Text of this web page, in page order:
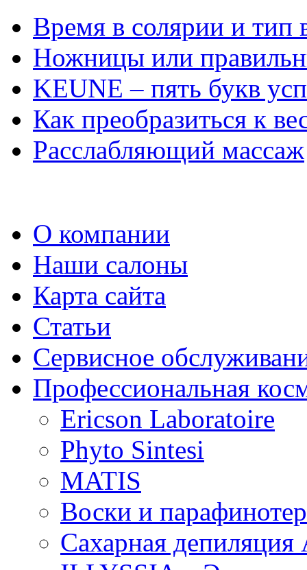
Время в солярии и тип
Ножницы или
KEUNE – пять букв
Как преобразиться к
Расслабляющий массаж
О компании
Наши салоны
Карта сайта
Статьи
Сервисное
Профессиональная
Ericson Laboratoire
Phyto Sintesi
MATIS
Воски и
Сахарная депиляция